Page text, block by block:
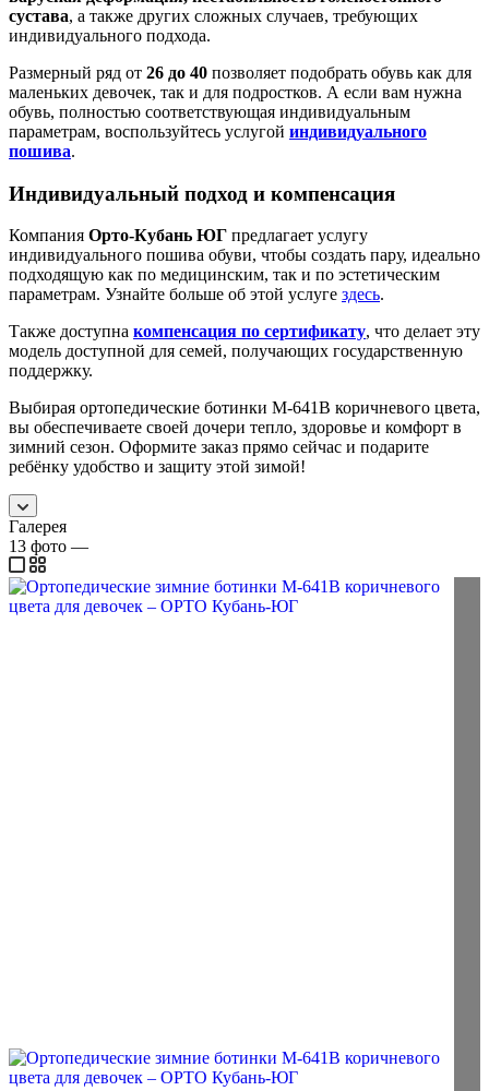
сустава, а также других сложных случаев, требующих
индивидуального подхода.
Размерный ряд от 26 до 40 позволяет подобрать обувь как для
маленьких девочек, так и для подростков. А если вам нужна
обувь, полностью соответствующая индивидуальным
параметрам, воспользуйтесь услугой индивидуального
пошива.
Индивидуальный подход и компенсация
Компания Орто-Кубань ЮГ предлагает услугу
индивидуального пошива обуви, чтобы создать пару, идеально
подходящую как по медицинским, так и по эстетическим
параметрам. Узнайте больше об этой услуге здесь.
Также доступна компенсация по сертификату, что делает эту
модель доступной для семей, получающих государственную
поддержку.
Выбирая ортопедические ботинки М-641В коричневого цвета,
вы обеспечиваете своей дочери тепло, здоровье и комфорт в
зимний сезон. Оформите заказ прямо сейчас и подарите
ребёнку удобство и защиту этой зимой!
Галерея
13 фото —